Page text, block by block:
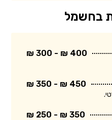
בחשמל
400 ₪ - 300 ₪
450 ₪ - 350 ₪
350 ₪ - 250 ₪